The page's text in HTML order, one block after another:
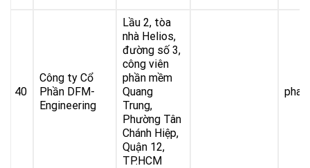
40
Công ty Cổ
Phần DFM-
Engineering
Lầu 2, tòa
nhà Helios,
đường số 3,
công viên
phần mềm
Quang
Trung,
Phường Tân
Chánh Hiệp,
Quận 12,
TP.HCM